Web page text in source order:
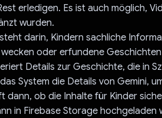
erledigen. Es ist auch möglich,
wurden.
darin, Kindern sachliche
oder erfundene
Details zur Geschichte, die in
System die Details von Gemini,
dann, ob die Inhalte für Kinder
in Firebase Storage